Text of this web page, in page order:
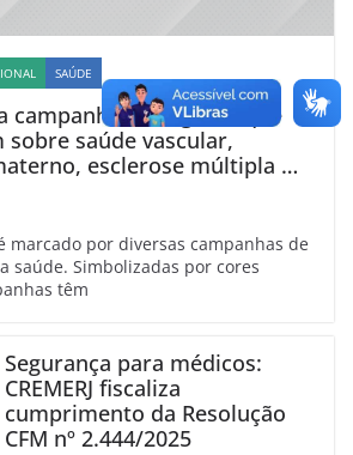
SAÚDE
campanhas de agosto que
sobre saúde vascular,
esclerose múltipla e
marcado por diversas campanhas de
saúde. Simbolizadas por cores
têm
Segurança para médicos:
CREMERJ fiscaliza
cumprimento da Resolução
CFM nº 2.444/2025